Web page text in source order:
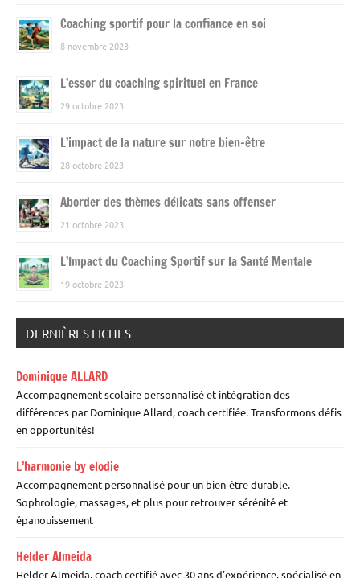
Coaching sportif pour la confiance en soi
8 novembre 2023
L’essor du coaching spirituel en France
29 octobre 2023
L’impact de la nature sur notre bien-être
28 octobre 2023
Aborder des thèmes délicats sans offenser
21 octobre 2023
L’Impact du Coaching Sportif sur la Santé Mentale
19 octobre 2023
DERNIÈRES FICHES
Dominique ALLARD
Accompagnement scolaire personnalisé et intégration des
différences par Dominique Allard, coach certifiée. Transformons défis
en opportunités!
L’harmonie by elodie
Accompagnement personnalisé pour un bien-être durable.
Sophrologie, massages, et plus pour retrouver sérénité et
épanouissement
Helder Almeida
Helder Almeida, coach certifié avec 30 ans d'expérience, spécialisé en